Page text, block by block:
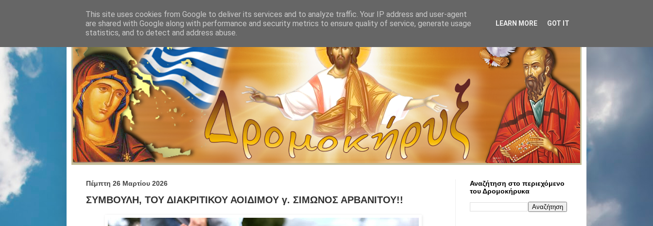
Πέμπτη 26 Μαρτίου 2026
ΣΥΜΒΟΥΛΗ, ΤΟΥ ΔΙΑΚΡΙΤΙΚΟΥ ΑΟΙΔΙΜΟΥ γ. ΣΙΜΩΝΟΣ ΑΡΒΑΝΙΤΟΥ!!
Αναζήτηση στο περιεχόμενο
του Δρομοκήρυκα
This site uses cookies from Google to deliver its services and to analyze traffic. Your IP address and user-agent
are shared with Google along with performance and security metrics to ensure quality of service, generate usage
statistics, and to detect and address abuse.
LEARN MORE GOT IT